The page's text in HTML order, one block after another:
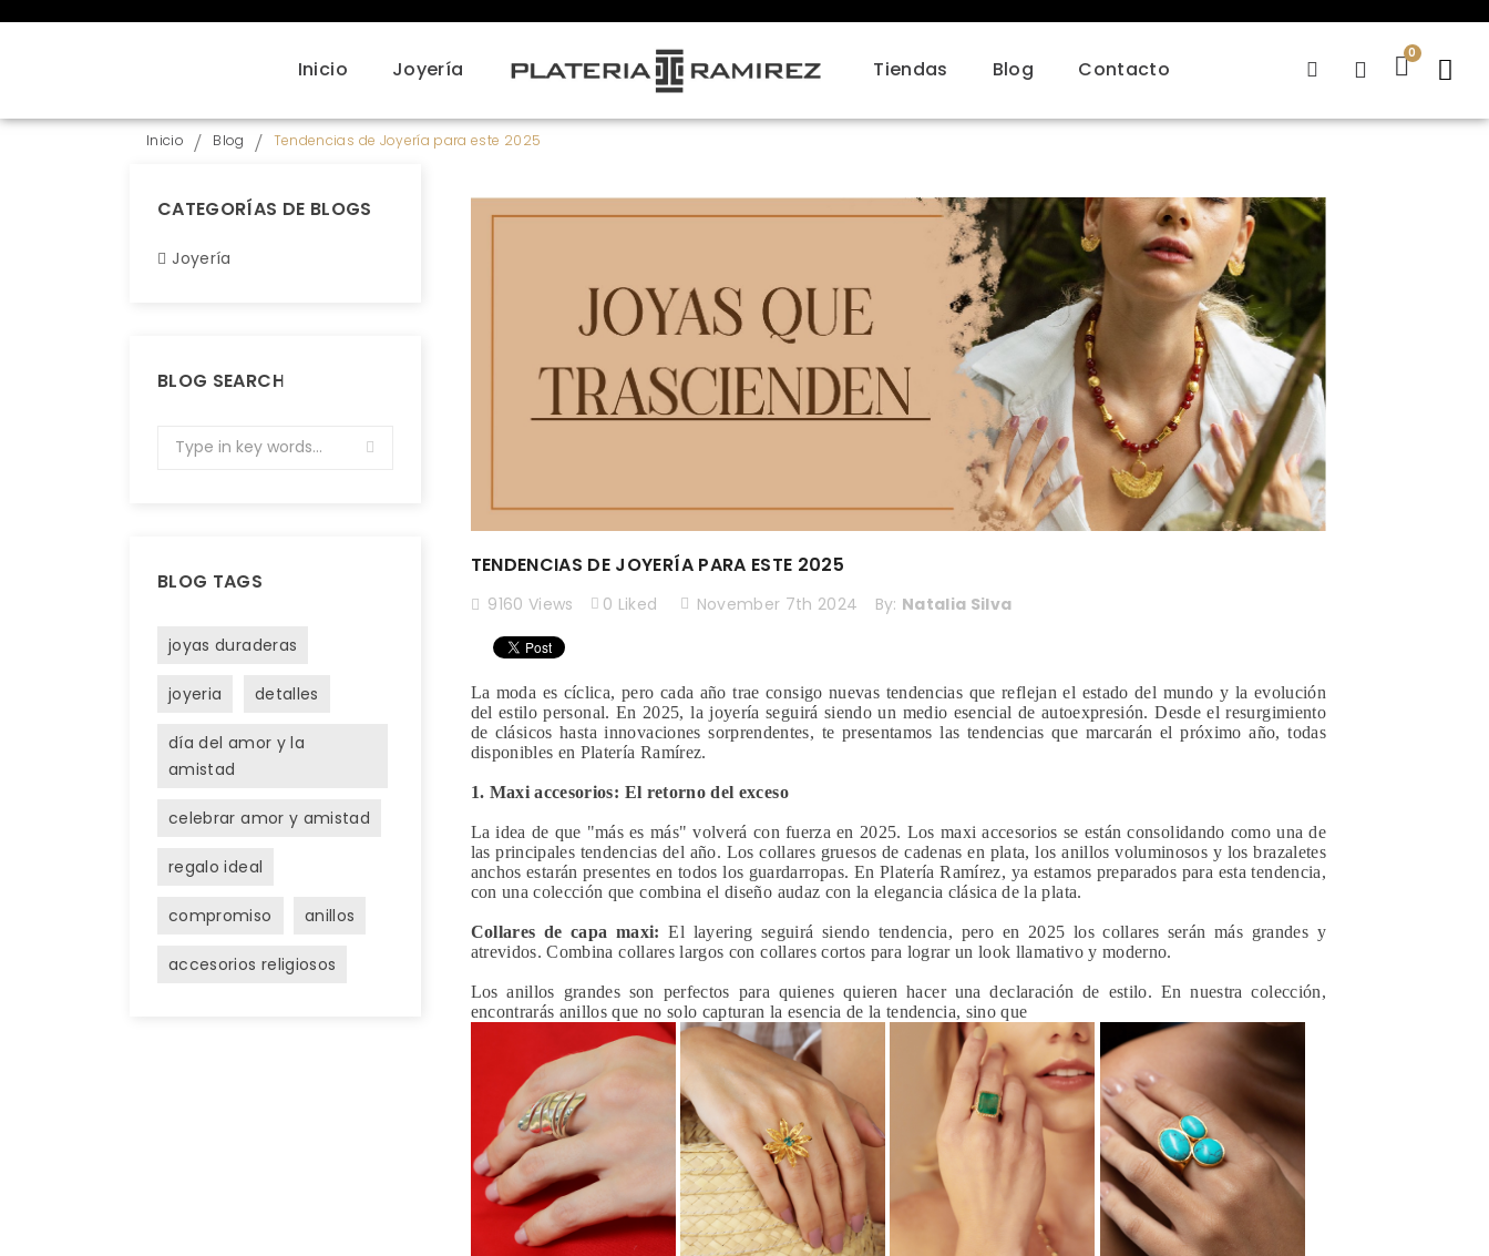
Inicio Joyería Tiendas Blog Contacto
Inicio Blog Tendencias de Joyería para este 2025
CATEGORÍAS DE BLOGS
Joyería
BLOG SEARCH
BLOG TAGS
joyas duraderas
joyeria detalles
día del amor y la
amistad
celebrar amor y amistad
regalo ideal
compromiso anillos
accesorios religiosos
TENDENCIAS DE JOYERÍA PARA ESTE 2025
9160 Views 0 Liked November 7th 2024 By: Natalia Silva
La moda es cíclica, pero cada año trae consigo nuevas tendencias que reflejan el estado del mundo y la evolución
del estilo personal. En 2025, la joyería seguirá siendo un medio esencial de autoexpresión. Desde el resurgimiento
de clásicos hasta innovaciones sorprendentes, te presentamos las tendencias que marcarán el próximo año, todas
disponibles en Platería Ramírez.
1. Maxi accesorios: El retorno del exceso
La idea de que "más es más" volverá con fuerza en 2025. Los maxi accesorios se están consolidando como una de
las principales tendencias del año. Los collares gruesos de cadenas en plata, los anillos voluminosos y los brazaletes
anchos estarán presentes en todos los guardarropas. En Platería Ramírez, ya estamos preparados para esta tendencia,
con una colección que combina el diseño audaz con la elegancia clásica de la plata.
Collares de capa maxi: El layering seguirá siendo tendencia, pero en 2025 los collares serán más grandes y
atrevidos. Combina collares largos con collares cortos para lograr un look llamativo y moderno.
Los anillos grandes son perfectos para quienes quieren hacer una declaración de estilo. En nuestra colección,
encontrarás anillos que no solo capturan la esencia de la tendencia, sino que